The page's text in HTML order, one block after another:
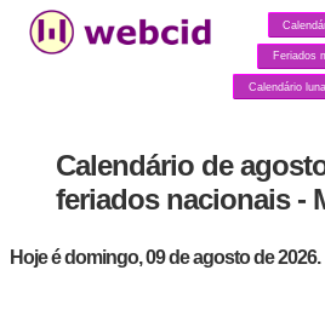
Feriados
Calendário
Calendário de
feriados nacionais -
Hoje é domingo, 09 de agosto de 2026.